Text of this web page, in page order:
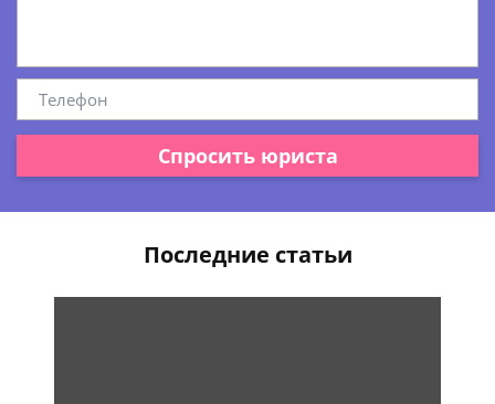
Спросить юриста
Последние статьи